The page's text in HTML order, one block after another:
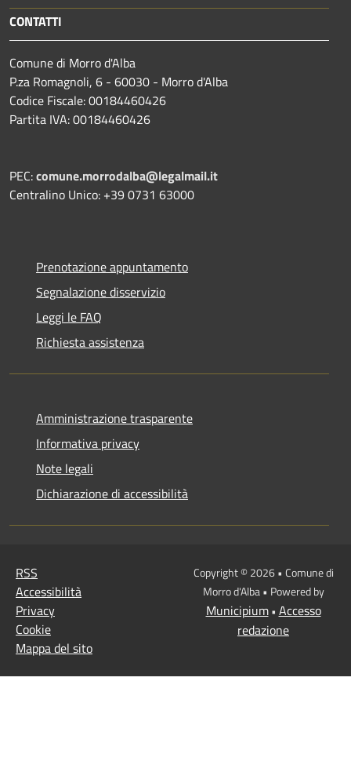
CONTATTI
Comune di Morro d'Alba
P.za Romagnoli, 6 - 60030 - Morro d'Alba
Codice Fiscale: 00184460426
Partita IVA: 00184460426
PEC:comune.morrodalba@legalmail.it
Centralino Unico: +39 0731 63000
Prenotazione appuntamento
Segnalazione disservizio
Leggi le FAQ
Richiesta assistenza
Amministrazione trasparente
Informativa privacy
Note legali
Dichiarazione di accessibilità
RSS
Accessibilità
Privacy
Cookie
Mappa del sito
Copyright © 2026 • Comune di
Morro d'Alba • Powered by
Municipium• Accesso
redazione